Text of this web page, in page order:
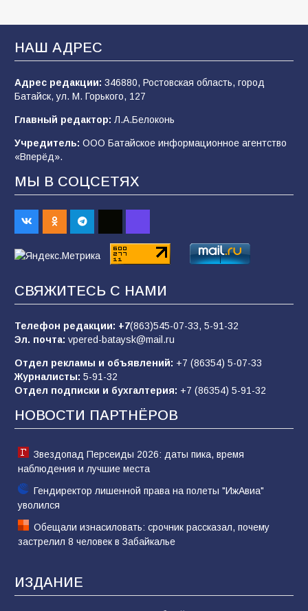
образовательного кластера
106 05.08.2026
«Мобилизация или набор?» Что на самом
2026 года
101 03.08.2026
В Батайске продолжаются дорожные работы
98 04.08.2026
пропагандистский вброс
«Слухами Москву не возьмёшь»: почему
заявления Киева о мобилизации — это
отчаяние, а не разведка
81 02.08.2026
НАШ АДРЕС
Адрес редакции: 346880, Ростовская область, город
Батайск, ул. М. Горького, 127
Главный редактор: Л.А.Белоконь
Учредитель: ООО Батайское информационное агентство
«Вперёд».
МЫ В СОЦСЕТЯХ
СВЯЖИТЕСЬ С НАМИ
Телефон редакции: +7(863)545-07-33, 5-91-32
Эл. почта: vpered-bataysk@mail.ru
Отдел рекламы и объявлений: +7 (86354) 5-07-33
Журналисты: 5-91-32
Отдел подписки и бухгалтерия: +7 (86354) 5-91-32
НОВОСТИ ПАРТНЁРОВ
Звездопад Персеиды 2026: даты пика, время
наблюдения и лучшие места
Гендиректор лишенной права на полеты "ИжАвиа"
уволился
Обещали изнасиловать: срочник рассказал, почему
застрелил 8 человек в Забайкалье
ИЗДАНИЕ